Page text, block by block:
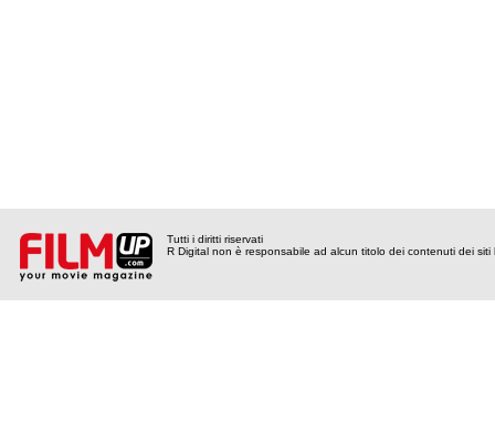
Tutti i diritti riservati
R Digital non è responsabile ad alcun titolo dei contenuti dei siti